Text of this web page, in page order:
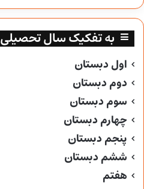
به تفکیک سال تحصیلی
اول دبستان
دوم دبستان
سوم دبستان
چهارم دبستان
پنجم دبستان
ششم دبستان
هفتم